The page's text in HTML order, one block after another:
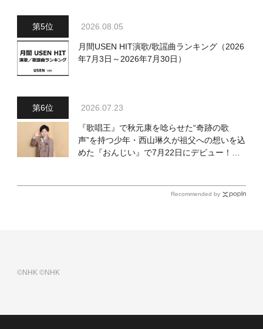
2026.08.05
月間USEN HIT演歌/歌謡曲ランキング（2026
年7月3日～2026年7月30日）
2026.07.23
『歌唱王』で秋元康を唸らせた“奇跡の歌
声”を持つ少年・西山琳久が祖父への想いを込
めた『おんじい』で7月22日にデビュー！
Recommended by
©NHK©NHK